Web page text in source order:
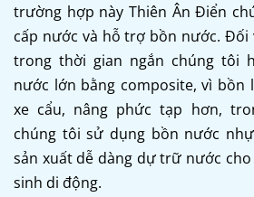
trường hợp này Thiên Ân Điển
cấp nước và hỗ trợ bồn nước. Đối
trong thời gian ngắn chúng tôi
nước lớn bằng composite, vì
xe cẩu, nâng phức tạp hơn,
chúng tôi sử dụng bồn nước
sản xuất dễ dàng dự trữ nước
sinh di động.